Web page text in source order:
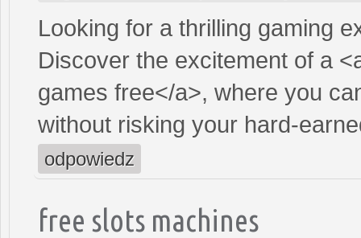
Looking for a thrilling gaming
Discover the excitement of a
games free</a>, where you
without risking your hard-
odpowiedz
free slots machines